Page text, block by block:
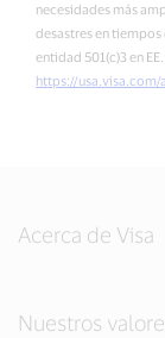
necesidades más
desastres en tiempos
entidad 501(c)3 en
https://
Acerca de Visa
Nuestros